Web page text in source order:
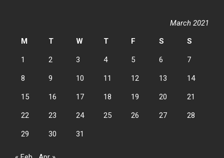
March 2021
M
T W T F S S
1 2 3 4 5 6 7
8 9 10 11 12 13 14
15 16 17 18 19 20 21
22 23 24 25 26 27 28
29 30 31